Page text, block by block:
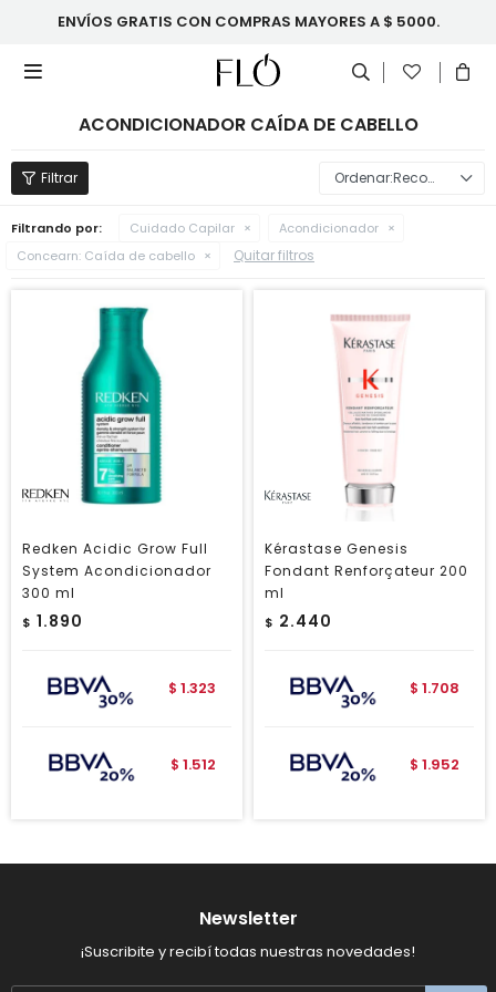
ENVÍOS GRATIS CON COMPRAS MAYORES A $ 5000.

ACONDICIONADOR CAÍDA DE CABELLO
Recomendados
Filtrando por: Cuidado Capilar
Acondicionador
Concearn: Caída de cabello Quitar filtros
Redken Acidic Grow Full
System Acondicionador
300 ml
$ 1.890
$ 1.323
$ 1.512
Kérastase Genesis
Fondant Renforçateur 200
ml
$ 2.440
$ 1.708
$ 1.952
Newsletter
¡Suscribite y recibí todas nuestras novedades!